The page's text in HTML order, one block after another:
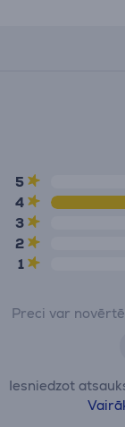
5
4
3
2
1
Preci var
Iesniedzot